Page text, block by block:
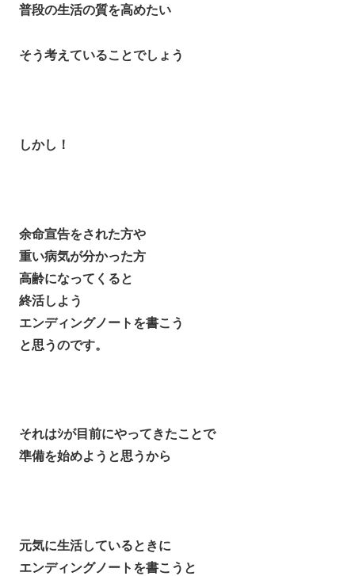
普段の生活の質を高めたい
そう考えていることでしょう
しかし！
余命宣告をされた方や
重い病気が分かった方
高齢になってくると
終活しよう
エンディングノートを書こう
と思うのです。
それはｼが目前にやってきたことで
準備を始めようと思うから
元気に生活しているときに
エンディングノートを書こうと